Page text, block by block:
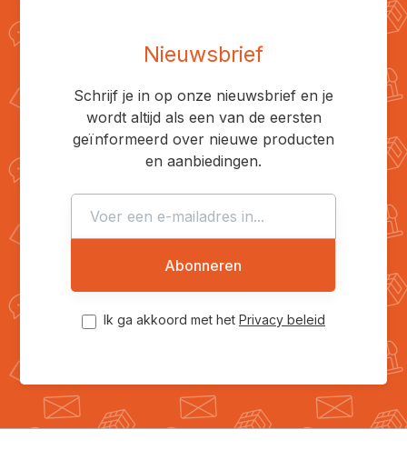
Nieuwsbrief
Schrijf je in op onze nieuwsbrief en je
wordt altijd als een van de eersten
geïnformeerd over nieuwe producten
en aanbiedingen.
Abonneren
Ik ga akkoord met het Privacy beleid